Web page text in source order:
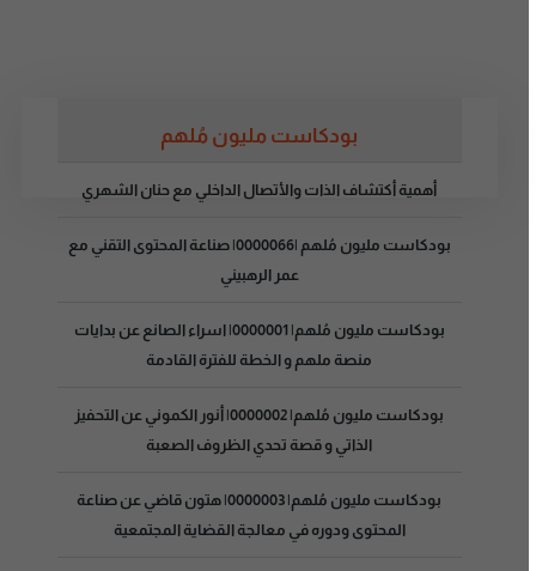
بودكاست مليون مُلهم
أهمية أكتشاف الذات والأتصال الداخلي مع حنان الشهري
بودكاست مليون مُلهم |0000066| صناعة المحتوى التقني مع
عمر الرهبيني
بودكاست مليون مُلهم| 0000001| اسراء الصانع عن بدايات
منصة ملهم و الخطة للفترة القادمة
بودكاست مليون مُلهم| 0000002| أنور الكموني عن التحفيز
الذاتي و قصة تحدي الظروف الصعبة
بودكاست مليون مُلهم| 0000003| هتون قاضي عن صناعة
المحتوى ودوره في معالجة القضاية المجتمعية